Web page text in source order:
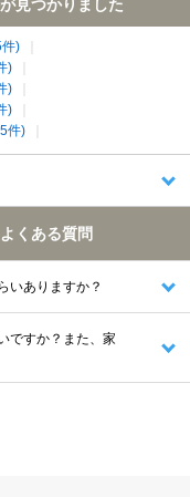
見つかりました
件)
)
)
)
件)
)
くある質問
いありますか？
ですか？また、家